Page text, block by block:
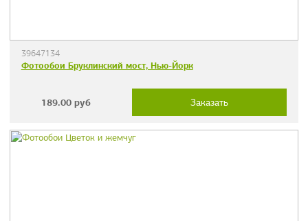
39647134
Фотообои Бруклинский мост, Нью-Йорк
189.00 руб Заказать